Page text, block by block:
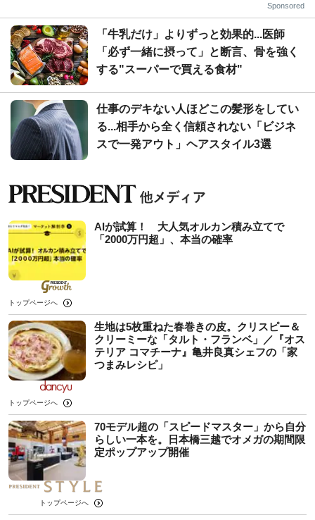
Sponsored
「牛乳だけ」よりずっと効果的...医師
「必ず一緒に摂って」と断言、骨を強く
する"スーパーで買える食材"
仕事のデキない人ほどこの髪形をしてい
る...相手から全く信頼されない「ビジネ
スで一発アウト」ヘアスタイル3選
AIが試算！ 大人気オルカン積み立てで
「2000万円超」、本当の確率
トップページへ
生地は5枚重ねた春巻きの皮。クリスピー＆
クリーミーな「タルト・フランベ」／『オス
テリア コマチーナ』亀井良真シェフの「家
つまみレシピ」
トップページへ
70モデル超の「スピードマスター」から自分
らしい一本を。日本橋三越でオメガの期間限
定ポップアップ開催
トップページへ